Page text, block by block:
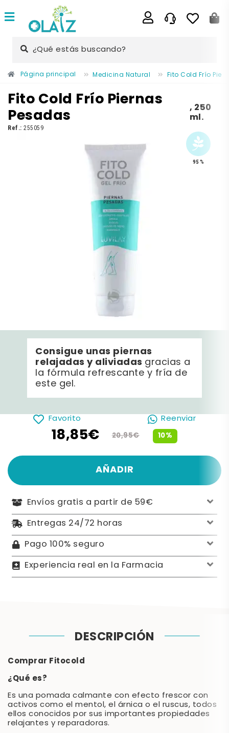
¿Qué estás buscando?
Página principal Medicina Natural Fito Cold Frío
Fito Cold Frío Piernas
Pesadas , 250
ml.
Ref.: 255059
95 %
Consigue unas piernas
relajadas y aliviadas gracias a
la fórmula refrescante y fría de
este gel.
Favorito Reenviar
10%
18,85€ 20,95€
AÑADIR
Envíos gratis a partir de 59€
Entregas 24/72 horas
Pago 100% seguro
Experiencia real en la Farmacia
DESCRIPCIÓN
Comprar Fitocold
¿Qué es?
Es una pomada calmante con efecto frescor con
activos como el mentol, el árnica o el ruscus, todos
ellos conocidos por sus importantes propiedades
relajantes y reparadoras.